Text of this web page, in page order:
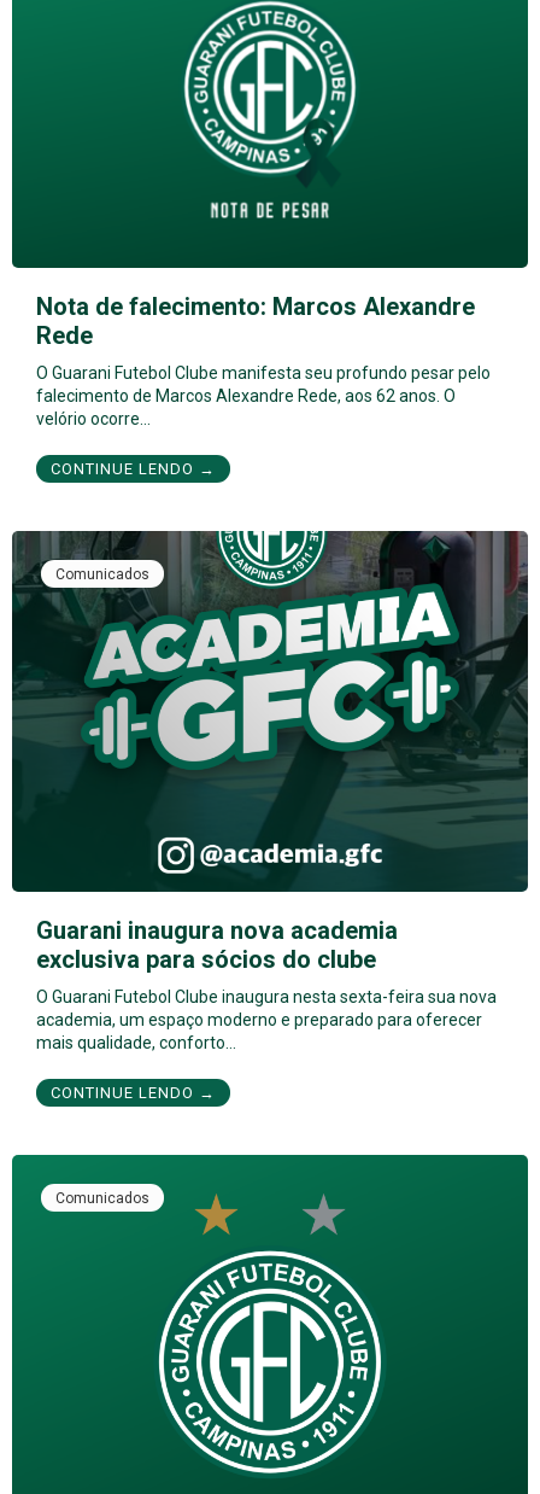
Nota de falecimento: Marcos Alexandre
Rede
O Guarani Futebol Clube manifesta seu profundo pesar pelo
falecimento de Marcos Alexandre Rede, aos 62 anos. O
velório ocorre…
CONTINUE LENDO →
Comunicados
Guarani inaugura nova academia
exclusiva para sócios do clube
O Guarani Futebol Clube inaugura nesta sexta-feira sua nova
academia, um espaço moderno e preparado para oferecer
mais qualidade, conforto…
CONTINUE LENDO →
Comunicados